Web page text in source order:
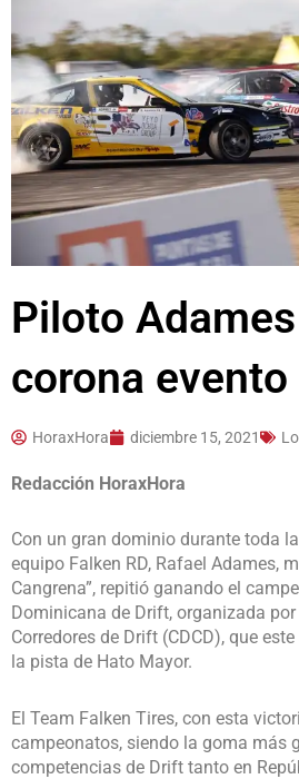
f
Piloto
corona
HoraxHora diciembre 15, 2021
Redacción HoraxHora
Con un gran dominio durante toda
equipo Falken RD, Rafael Adames,
Cangrena”, repitió ganando el
Dominicana de Drift, organizada
Corredores de Drift (CDCD), que
la pista de Hato Mayor.
El Team Falken Tires, con esta
campeonatos, siendo la goma más
competencias de Drift tanto en